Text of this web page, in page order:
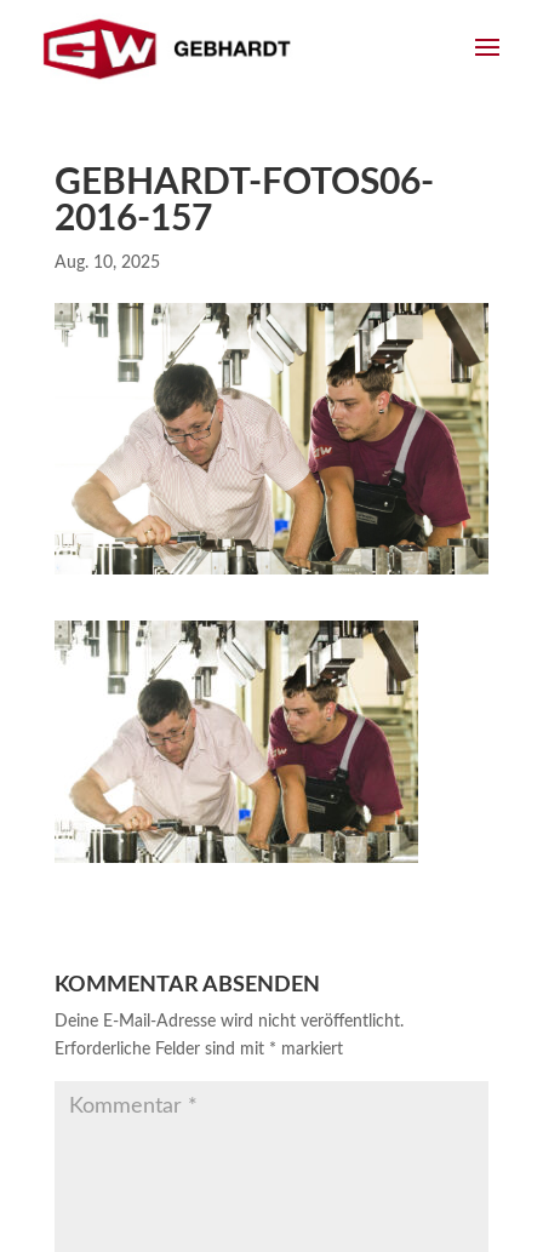
GEBHARDT-FOTOS06-
2016-157
Aug. 10, 2025
KOMMENTAR ABSENDEN
Deine E-Mail-Adresse wird nicht veröffentlicht.
Erforderliche Felder sind mit * markiert